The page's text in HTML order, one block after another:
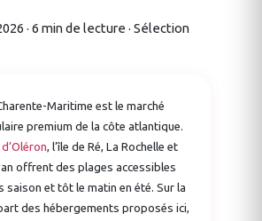
· 6 min de lecture · Sélection
Maritime est le marché
premium de la côte atlantique.
d’Oléron, l’île de Ré, La Rochelle et
offrent des plages accessibles
saison et tôt le matin en été. Sur la
des hébergements proposés ici,